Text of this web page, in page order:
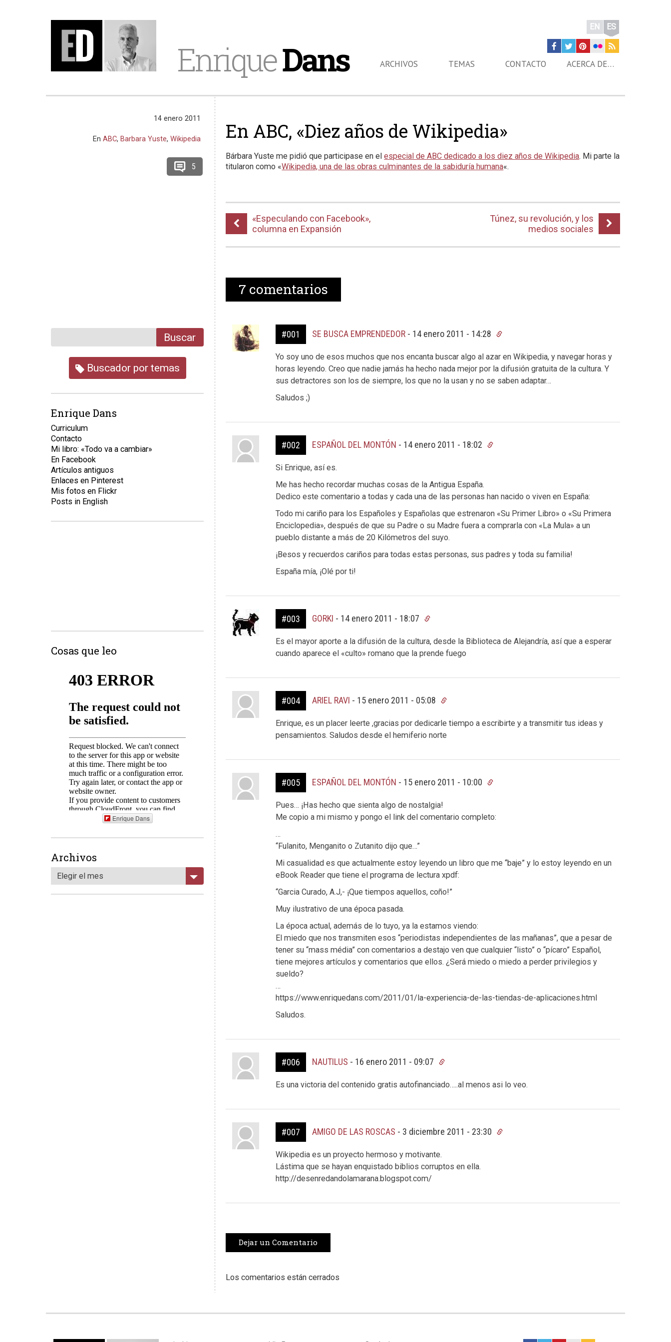
EnriqueDans
EN ES
ARCHIVOS TEMAS CONTACTO ACERCA DE…
En ABC, «Diez años de Wikipedia»
Bárbara Yuste me pidió que participase en elespecial de ABC dedicado a los diez años de Wikipedia. Mi parte la
titularon como «Wikipedia, una de las obras culminantes de la sabiduría humana«.
«Especulando con Facebook»,
columna en Expansión
Túnez, su revolución, y los
medios sociales
7 comentarios
#001 SE BUSCA EMPRENDEDOR- 14 enero 2011 - 14:28
Yo soy uno de esos muchos que nos encanta buscar algo al azar en Wikipedia, y navegar horas y
horas leyendo. Creo que nadie jamás ha hecho nada mejor por la difusión gratuita de la cultura. Y
sus detractores son los de siempre, los que no la usan y no se saben adaptar…
Saludos ;)
#002 ESPAÑOL DEL MONTÓN - 14 enero 2011 - 18:02
Si Enrique, así es.
Me has hecho recordar muchas cosas de la Antigua España.
Dedico este comentario a todas y cada una de las personas han nacido o viven en España:
Todo mi cariño para los Españoles y Españolas que estrenaron «Su Primer Libro» o «Su Primera
Enciclopedia», después de que su Padre o su Madre fuera a comprarla con «La Mula» a un
pueblo distante a más de 20 Kilómetros del suyo.
¡Besos y recuerdos cariños para todas estas personas, sus padres y toda su familia!
España mía, ¡Olé por ti!
#003 GORKI - 14 enero 2011 - 18:07
Es el mayor aporte a la difusión de la cultura, desde la Biblioteca de Alejandría, así que a esperar
cuando aparece el «culto» romano que la prende fuego
#004 ARIEL RAVI - 15 enero 2011 - 05:08
Enrique, es un placer leerte ,gracias por dedicarle tiempo a escribirte y a transmitir tus ideas y
pensamientos. Saludos desde el hemiferio norte
#005 ESPAÑOL DEL MONTÓN - 15 enero 2011 - 10:00
Pues… ¡Has hecho que sienta algo de nostalgia!
Me copio a mi mismo y pongo el link del comentario completo:
…
“Fulanito, Menganito o Zutanito dijo que…”
Mi casualidad es que actualmente estoy leyendo un libro que me “baje” y lo estoy leyendo en un
eBook Reader que tiene el programa de lectura xpdf:
“Garcia Curado, A.J,- ¡Que tiempos aquellos, coño!”
Muy ilustrativo de una época pasada.
La época actual, además de lo tuyo, ya la estamos viendo:
El miedo que nos transmiten esos “periodistas independientes de las mañanas”, que a pesar de
tener su “mass média” con comentarios a destajo ven que cualquier “listo” o “pícaro” Español,
tiene mejores artículos y comentarios que ellos. ¿Será miedo o miedo a perder privilegios y
sueldo?
…
https://www.enriquedans.com/2011/01/la-experiencia-de-las-tiendas-de-aplicaciones.html
Saludos.
#006 NAUTILUS - 16 enero 2011 - 09:07
Es una victoria del contenido gratis autofinanciado…..al menos asi lo veo.
#007 AMIGO DE LAS ROSCAS - 3 diciembre 2011 - 23:30
Wikipedia es un proyecto hermoso y motivante.
Lástima que se hayan enquistado biblios corruptos en ella.
http://desenredandolamarana.blogspot.com/
Dejar un Comentario
Los comentarios están cerrados
14 enero 2011
EnABC,Barbara Yuste,Wikipedia
5
Buscar
Buscador por temas
Enrique Dans
Curriculum
Contacto
Mi libro: «Todo va a cambiar»
En Facebook
Artículos antiguos
Enlaces en Pinterest
Mis fotos en Flickr
Posts in English
Cosas que leo
Enrique Dans
Archivos
Elegir el mes